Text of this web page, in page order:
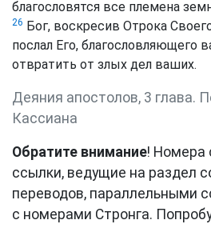
благословятся все племена
26 Бог, воскресив Отрока
послал Его, благословляющего
отвратить от злых дел ваших.
Деяния апостолов, 3 глава.
Кассиана
Обратите внимание! Номера
ссылки, ведущие на раздел
переводов, параллельными
с номерами Стронга.